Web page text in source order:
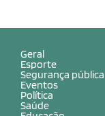
Geral
Esporte
Segurança pública
Eventos
Política
Saúde